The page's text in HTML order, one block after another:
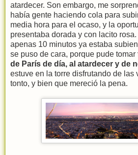
atardecer. Son embargo, me
había gente haciendo cola para
media hora para el ocaso, y la
presentaba dorada y con lacito
apenas 10 minutos ya estaba
se puso de cara, porque pude tomar
de París de día, al atardecer y de
estuve en la torre disfrutando de las
tonto, y bien que mereció la pena.